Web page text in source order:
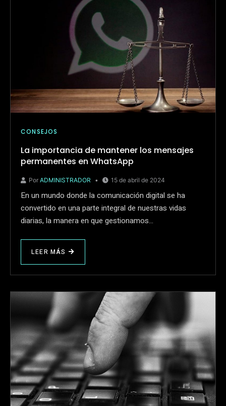
CONSEJOS
La importancia de mantener los mensajes
permanentes en WhatsApp
Por ADMINISTRADOR 15 de abril de 2024
En un mundo donde la comunicación digital se ha
convertido en una parte integral de nuestras vidas
diarias, la manera en que gestionamos…
LEER MÁS